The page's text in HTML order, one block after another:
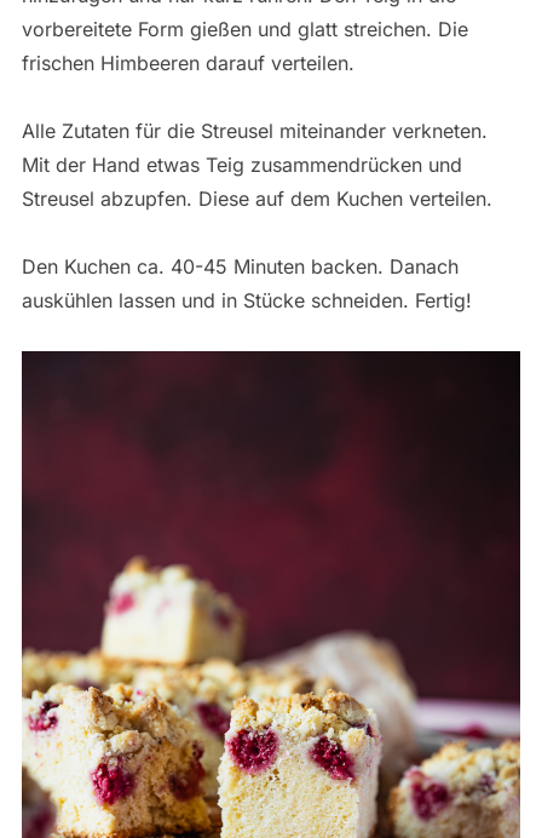
vorbereitete Form gießen und glatt streichen. Die
frischen Himbeeren darauf verteilen.
Alle Zutaten für die Streusel miteinander verkneten.
Mit der Hand etwas Teig zusammendrücken und
Streusel abzupfen. Diese auf dem Kuchen verteilen.
Den Kuchen ca. 40-45 Minuten backen. Danach
auskühlen lassen und in Stücke schneiden. Fertig!